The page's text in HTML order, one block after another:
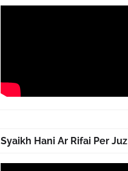
Syaikh Hani Ar Rifai Per Juz